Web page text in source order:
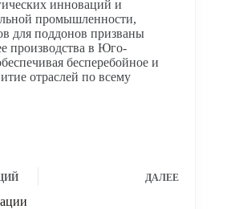
инноваций и
промышленности,
для поддонов призваны
производства в Юго-
бесперебойное и
отраслей по всему
ДАЛЕЕ